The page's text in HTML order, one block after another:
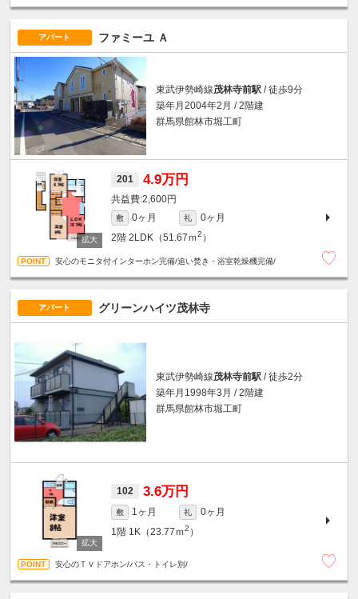
アパート ファミーユ Ａ
東武伊勢崎線茂林寺前駅 / 徒歩9分
築年月2004年2月 / 2階建
群馬県館林市堀工町
201 4.9万円
2,600円
敷 0ヶ月 礼
0ヶ月
2階 2LDK（51.67ｍ2 ）
安心のモニタ付インターホン完備/追い焚き・浴室乾燥機完備/
アパート グリーンハイツ茂林寺
東武伊勢崎線茂林寺前駅 / 徒歩2分
築年月1998年3月 / 2階建
群馬県館林市堀工町
102 3.6万円
敷 1ヶ月 礼
0ヶ月
1階 1K（23.77ｍ2 ）
安心のＴＶドアホン/バス・トイレ別/